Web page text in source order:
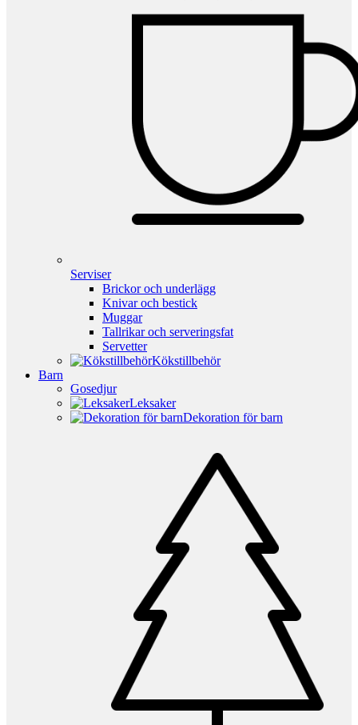
Serviser
Brickor och underlägg
Knivar och bestick
Muggar
Tallrikar och serveringsfat
Servetter
Kökstillbehör
Barn
Gosedjur
Leksaker
Dekoration för barn